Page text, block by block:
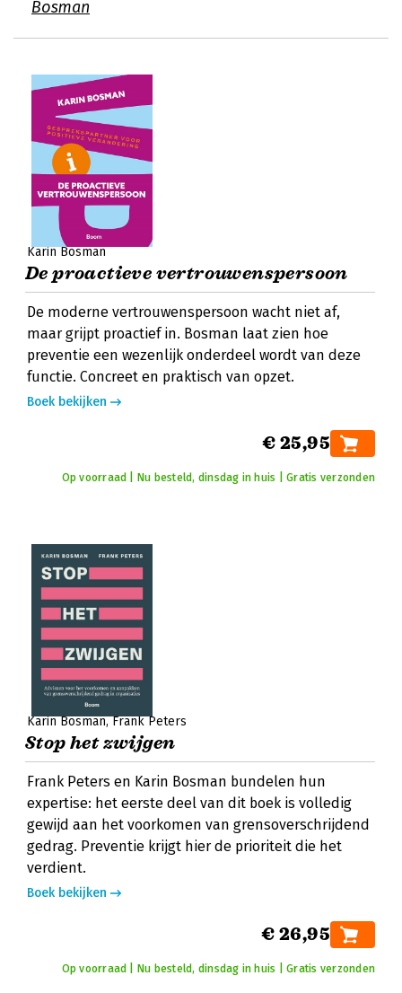
Bosman
Karin Bosman
De proactieve vertrouwenspersoon
De moderne vertrouwenspersoon wacht niet af,
maar grijpt proactief in. Bosman laat zien hoe
preventie een wezenlijk onderdeel wordt van deze
functie. Concreet en praktisch van opzet.
Boek bekijken
€ 25,95
Op voorraad | Nu besteld, dinsdag in huis | Gratis verzonden
Karin Bosman Frank Peters
Stop het zwijgen
Frank Peters en Karin Bosman bundelen hun
expertise: het eerste deel van dit boek is volledig
gewijd aan het voorkomen van grensoverschrijdend
gedrag. Preventie krijgt hier de prioriteit die het
verdient.
Boek bekijken
€ 26,95
Op voorraad | Nu besteld, dinsdag in huis | Gratis verzonden